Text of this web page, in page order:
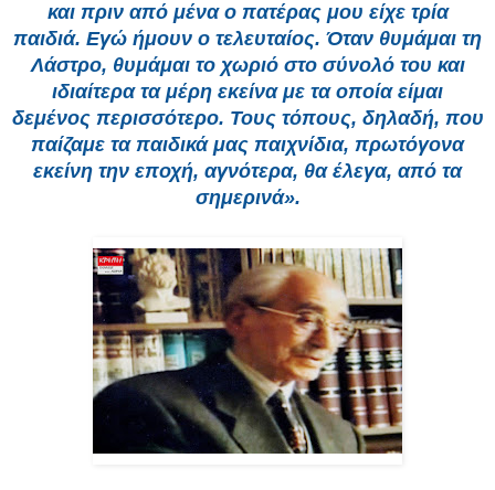
και πριν από μένα ο πατέρας μου είχε τρία
παιδιά. Εγώ ήμουν ο τελευταίος. Όταν θυμάμαι τη
Λάστρο, θυμάμαι το χωριό στο σύνολό του και
ιδιαίτερα τα μέρη εκείνα με τα οποία είμαι
δεμένος περισσότερο. Τους τόπους, δηλαδή, που
παίζαμε τα παιδικά μας παιχνίδια, πρωτόγονα
εκείνη την εποχή, αγνότερα, θα έλεγα, από τα
σημερινά».